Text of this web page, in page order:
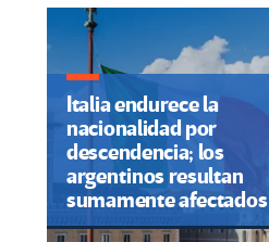
Italia endurece la
nacionalidad por
descendencia; los
argentinos resultan
sumamente afectados